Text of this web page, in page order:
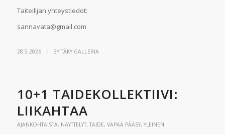
Taiteilijan yhteystiedot:
sannavata@gmail.com
28.5.2026 / BYTÄKY GALLERIA
10+1 TAIDEKOLLEKTIIVI:
LIIKAHTAA
AJANKOHTAISTA, NÄYTTELYT, TAIDE, VAPAA PÄÄSY, YLEINEN